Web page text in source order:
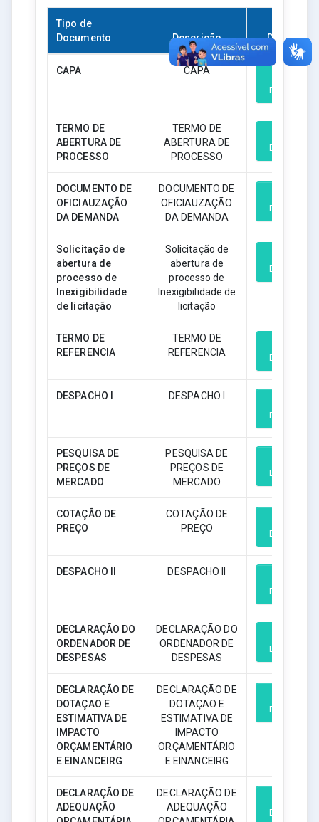
Tipo de
Documento
Descrição Download
CAPA CAPA
Download
TERMO DE
ABERTURA DE
PROCESSO
TERMO DE
ABERTURA DE
PROCESSO
Download
DOCUMENTO DE
OFICIAUZAÇÃO
DA DEMANDA
DOCUMENTO DE
OFICIAUZAÇÃO
DA DEMANDA
Download
Solicitação de
abertura de
processo de
Inexigibilidade
de licitação
Solicitação de
abertura de
processo de
Inexigibilidade de
licitação
Download
TERMO DE
REFERENCIA
TERMO DE
REFERENCIA
Download
DESPACHO I DESPACHO I
Download
PESQUISA DE
PREÇOS DE
MERCADO
PESQUISA DE
PREÇOS DE
MERCADO
Download
COTAÇÃO DE
PREÇO
COTAÇÃO DE
PREÇO
Download
DESPACHO II DESPACHO II
Download
DECLARAÇÃO DO
ORDENADOR DE
DESPESAS
DECLARAÇÃO DO
ORDENADOR DE
DESPESAS
Download
DECLARAÇÃO DE
DOTAÇAO E
ESTIMATIVA DE
IMPACTO
ORÇAMENTÁRIO
E EINANCEIRG
DECLARAÇÃO DE
DOTAÇAO E
ESTIMATIVA DE
IMPACTO
ORÇAMENTÁRIO
E EINANCEIRG
Download
DECLARAÇÃO DE
ADEQUAÇÃO
DECLARAÇÃO DE
ADEQUAÇÃO
Download